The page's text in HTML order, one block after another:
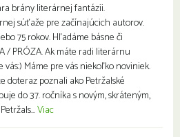
brány literárnej fantázii.
súťaže pre začínajúcich autorov.
75 rokov. Hľadáme básne či
/ PRÓZA. Ak máte radi literárnu
Máme pre vás niekoľko noviniek.
doteraz poznali ako Petržalské
do 37. ročníka s novým, skráteným,
Viac